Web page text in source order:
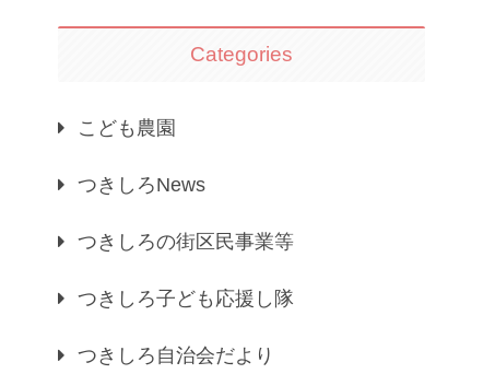
Categories
こども農園
つきしろNews
つきしろの街区民事業等
つきしろ子ども応援し隊
つきしろ自治会だより